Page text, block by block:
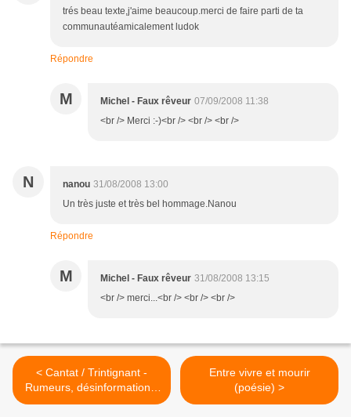
trés beau texte,j'aime beaucoup.merci de faire parti de ta
communautéamicalement ludok
Répondre
M Michel - Faux rêveur 07/09/2008 11:38
<br /> Merci :-)<br /> <br /> <br />
N nanou 31/08/2008 13:00
Un très juste et très bel hommage.Nanou
Répondre
M Michel - Faux rêveur 31/08/2008 13:15
<br /> merci...<br /> <br /> <br />
< Cantat / Trintignant -
Rumeurs, désinformations,
préjugés, etc...
Entre vivre et mourir
(poésie) >